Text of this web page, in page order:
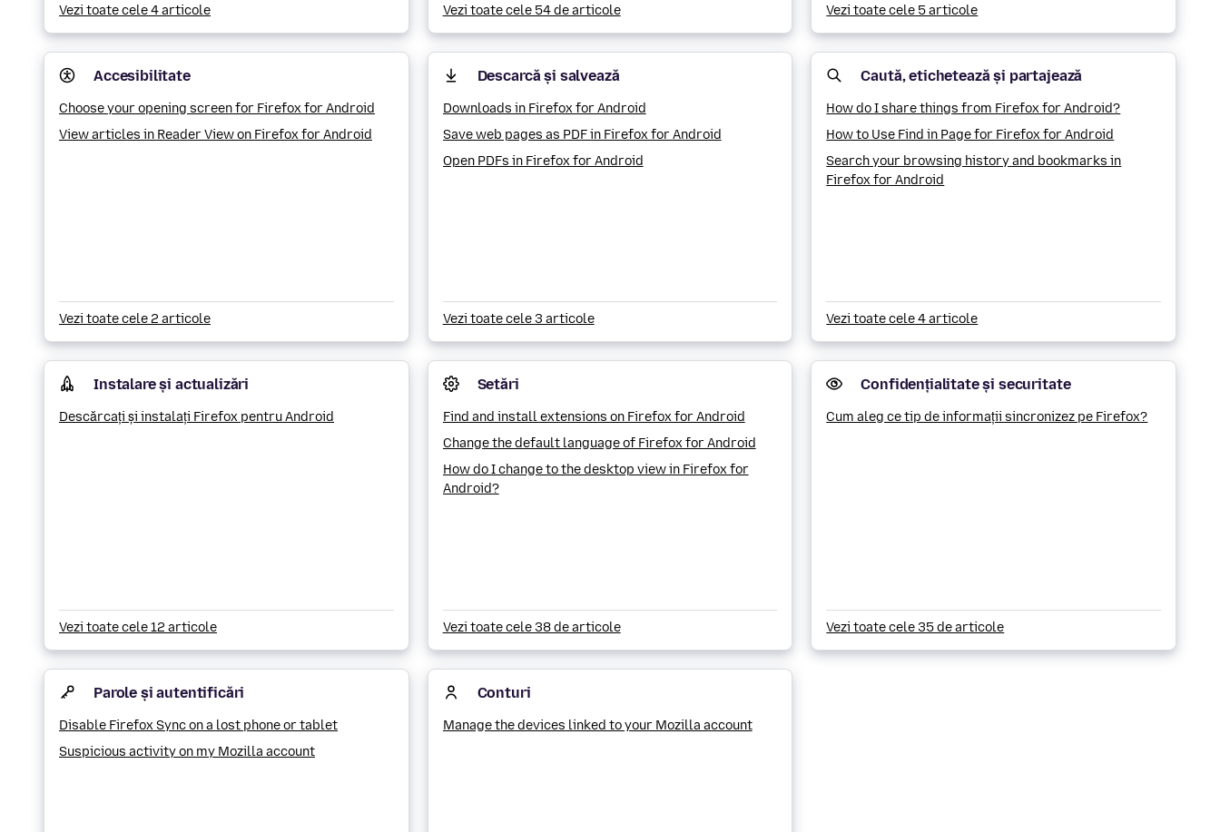
Vezi toate cele 4 articole Vezi toate cele 54 de articole Vezi toate cele 5 articole
Accesibilitate
Choose your opening screen for Firefox for Android
View articles in Reader View on Firefox for Android
Vezi toate cele 2 articole
Descarcă și salvează
Downloads in Firefox for Android
Save web pages as PDF in Firefox for Android
Open PDFs in Firefox for Android
Vezi toate cele 3 articole
Caută, etichetează și partajează
How do I share things from Firefox for Android?
How to Use Find in Page for Firefox for Android
Search your browsing history and bookmarks in
Firefox for Android
Vezi toate cele 4 articole
Instalare și actualizări
Descărcați și instalați Firefox pentru Android
Vezi toate cele 12 articole
Setări
Find and install extensions on Firefox for Android
Change the default language of Firefox for Android
How do I change to the desktop view in Firefox for
Android?
Vezi toate cele 38 de articole
Confidențialitate și securitate
Cum aleg ce tip de informații sincronizez pe Firefox?
Vezi toate cele 35 de articole
Parole și autentificări
Disable Firefox Sync on a lost phone or tablet
Suspicious activity on my Mozilla account
Conturi
Manage the devices linked to your Mozilla account